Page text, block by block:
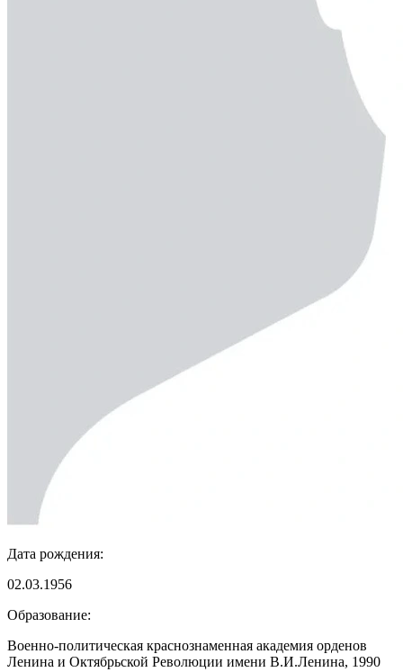
Дата рождения:
02.03.1956
Образование:
Военно-политическая краснознаменная академия орденов
Ленина и Октябрьской Революции имени В.И.Ленина, 1990